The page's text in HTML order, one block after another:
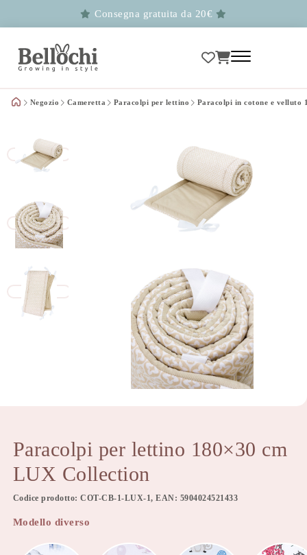
Consegna gratuita da 20€
Negozio Cameretta Paracolpi per lettino Paracolpi in cotone e velluto
Paracolpi per lettino 180×30 cm
LUX Collection
Codice prodotto: COT-CB-1-LUX-1, EAN: 5904024521433
Modello diverso